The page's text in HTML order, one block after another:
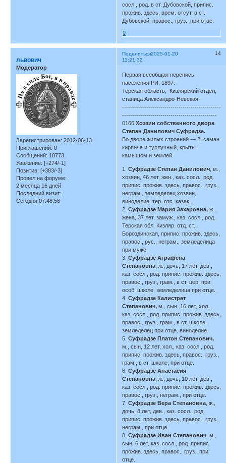
сосл., род. в ст. Дубовской, припис.
прожив. здесь, врем. отсут. в ст.
Дубовской, правос., груз., при отце.
0
Поделиться 14
2025-01-20
11:21:32
львович
Модератор
Зарегистрирован: 2012-06-13
Приглашений: 0
Сообщений: 18773
Уважение: [+274/-1]
Позитив: [+383/-3]
Провел на форуме:
2 месяца 16 дней
Последний визит:
Сегодня 07:48:56
Первая всеобщая перепись
населения РИ, 1897.
Терская область, Кизлярский отдел,
станица Александро-Невская.
-------------------------------------------------
-----------------------------------------------
0166Хозяин собственного двора
Степан Данилович Суфрадзе.
Во дворе жилых строений — 2, саман.
кирпича и турлучный, крыты
камышом и землей.
1.Суфрадзе Степан Данилович , м.,
хозяин, 46 лет, жен., каз. сосл., род.
припис. прожив. здесь, правос., груз.,
неграм., земледелец хозяин,
виноделие, тер. отс. казак.
2.Суфрадзе Мария Захаровна, ж.,
жена, 37 лет, замуж., каз. сосл., род.
Терская обл. Кизляр. отд. ст.
Бороздинская, припис. прожив. здесь,
правос., рус., неграм., земледелица
при муже.
3.Суфрадзе Аграфена
Степановна , ж., дочь, 17 лет, дев.,
каз. сосл., род. припис. прожив. здесь,
правос., груз., грам., в ст. цер. при
особ. школе, земледелица при отце.
4.Суфрадзе Калистрат
Степанович, м., сын, 16 лет, хол.,
каз. сосл., род. припис. прожив. здесь,
правос., груз., грам., в ст. школе,
земледелец при отце, виноделие.
5.Суфрадзе Платон Степанович,
м., сын, 12 лет, хол., каз. сосл., род.
припис. прожив. здесь, правос., груз.,
грам., в ст. школе, при отце.
6.Суфрадзе Анастасия
Степановна , ж., дочь, 10 лет, дев.,
каз. сосл., род. припис. прожив. здесь,
правос., груз., неграм., при отце.
7.Суфрадзе Вера Степановна , ж.,
дочь, 8 лет, дев., каз. сосл., род.
припис. прожив. здесь, правос., груз.,
неграм., при отце.
8.Суфрадзе Иван Степанович , м.,
сын, 6 лет, каз. сосл., род. припис.
прожив. здесь, правос., груз., при
отце.